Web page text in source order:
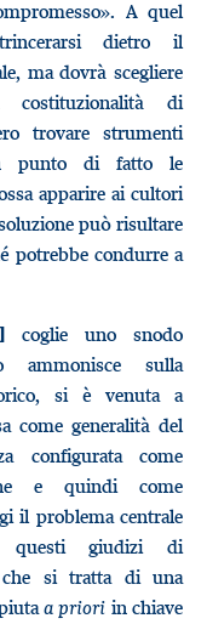
A quel
dietro il
ma dovrà scegliere
di
trovare strumenti
punto di fatto le
apparire ai cultori
può risultare
potrebbe condurre a
coglie uno snodo
ammonisce sulla
si è venuta a
come generalità del
configurata come
e quindi come
il problema centrale
questi giudizi di
che si tratta di una
a priori in chiave